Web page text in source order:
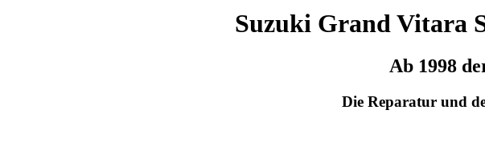
Suzuki Grand Vitara
Ab 1998
Die Reparatur und